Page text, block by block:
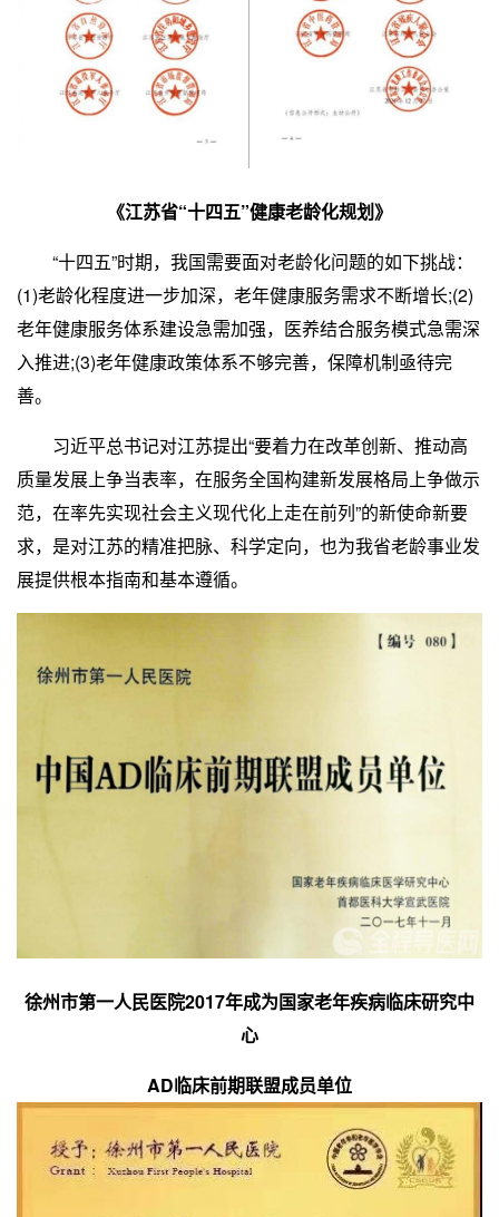
《江苏省“十四五”健康老龄化规划》
“十四五”时期，我国需要面对老龄化问题的如下挑战：
(1)老龄化程度进一步加深，老年健康服务需求不断增长;(2)
老年健康服务体系建设急需加强，医养结合服务模式急需深
入推进;(3)老年健康政策体系不够完善，保障机制亟待完
善。
习近平总书记对江苏提出“要着力在改革创新、推动高
质量发展上争当表率，在服务全国构建新发展格局上争做示
范，在率先实现社会主义现代化上走在前列”的新使命新要
求，是对江苏的精准把脉、科学定向，也为我省老龄事业发
展提供根本指南和基本遵循。
徐州市第一人民医院2017年成为国家老年疾病临床研究中
心
AD临床前期联盟成员单位